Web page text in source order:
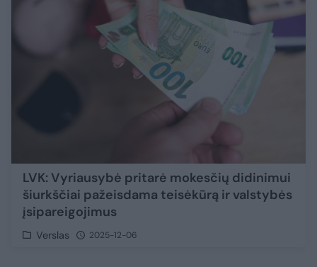
LVK: Vyriausybė pritarė mokesčių didinimui
šiurkščiai pažeisdama teisėkūrą ir valstybės
įsipareigojimus
Verslas 2025-12-06